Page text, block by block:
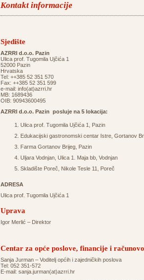
Kontakt informacije
Sjedište
AZRRI d.o.o. Pazin
Ulica prof. Tugomila Ujčića 1
52000 Pazin
Hrvatska
Tel: ++385 52 351 570
Fax: ++385 52 351 599
e-mail: info(at)azrri.hr
MB: 1689436
OIB: 90943600495
AZRRI d.o.o. Pazin posluje na 5 lokacija:
Ulica prof. Tugomila Ujčića 1, Pazin
Edukacijski gastronomski centar Istre, Gortanov
Farma Gortanov Brijeg, Pazin
Uljara Vodnjan, Ulica 1. Maja bb, Vodnjan
Skladište Poreč, Nikole Tesle 11, Poreč
ADRESA
Ulica prof. Tugomila Ujčića 1
Uprava
Igor Merlić – Direktor
Centar za opće poslove, financije i
Sanja Jurman – Voditelj općih i zajedničkih poslova
Tel: 052 351-572
E-mail: sanja.jurman(at)azrri.hr